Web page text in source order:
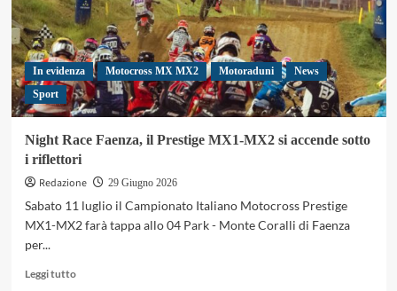
e
show
per
il
pubblico
In evidenza Motocross MX MX2 Motoraduni
News
Sport
Night Race Faenza, il Prestige MX1-MX2 si accende sotto
i riflettori
Redazione
29 Giugno 2026
Sabato 11 luglio il Campionato Italiano Motocross Prestige
MX1-MX2 farà tappa allo 04 Park - Monte Coralli di Faenza
per...
Leggi tuttoLeggi